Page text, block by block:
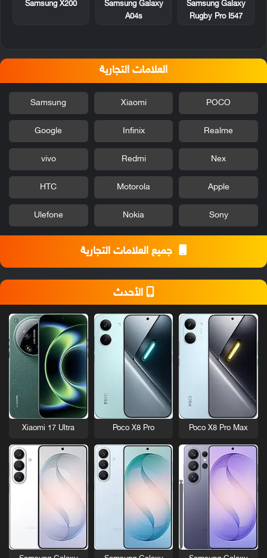
Samsung Galaxy
Rugby Pro I547
Samsung Galaxy
A04s
Samsung X200
العلامات التجارية
POCO
Xiaomi
Samsung
Realme
Infinix
Google
Nex
Redmi
vivo
Apple
Motorola
HTC
Sony
Nokia
Ulefone
جميع العلامات التجارية
الأحدث
Poco X8 Pro Max
Poco X8 Pro
Xiaomi 17 Ultra